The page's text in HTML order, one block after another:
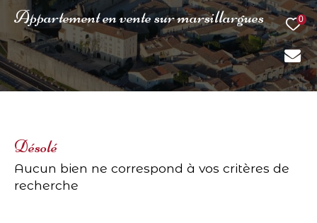
0
appartement en vente sur marsillargues
Désolé
Aucun bien ne correspond à vos critères de
recherche